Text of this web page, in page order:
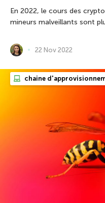
En 2022, le cours des
mineurs malveillants sont
22 Nov 2022
chaine